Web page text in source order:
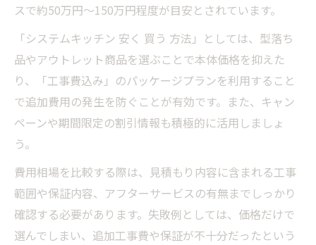
スで約50万円～150万円程度が目安とされています。
「システムキッチン 安く 買う 方法」としては、型落ち
品やアウトレット商品を選ぶことで本体価格を抑えた
り、「工事費込み」のパッケージプランを利用すること
で追加費用の発生を防ぐことが有効です。また、キャン
ペーンや期間限定の割引情報も積極的に活用しましょ
う。
費用相場を比較する際は、見積もり内容に含まれる工事
範囲や保証内容、アフターサービスの有無までしっかり
確認する必要があります。失敗例としては、価格だけで
選んでしまい、追加工事費や保証が不十分だったという